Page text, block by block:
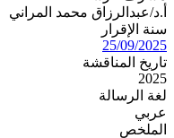
أ.د/عبدالرزاق محمد المراني
سنة الإقرار
25/09/2025
تاريخ المناقشة
2025
لغة الرسالة
عربي
الملخص